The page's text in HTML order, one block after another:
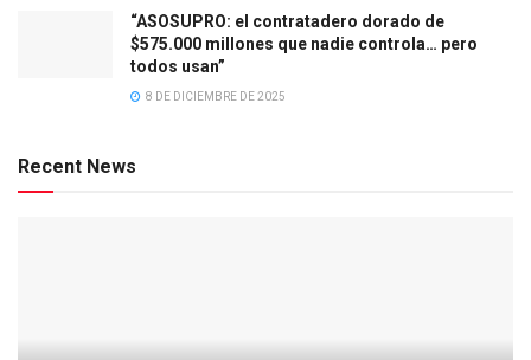
“ASOSUPRO: el contratadero dorado de
$575.000 millones que nadie controla… pero
todos usan”
8 DE DICIEMBRE DE 2025
Recent News